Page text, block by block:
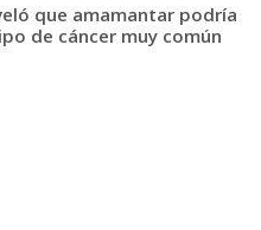
que amamantar podría
de cáncer muy común